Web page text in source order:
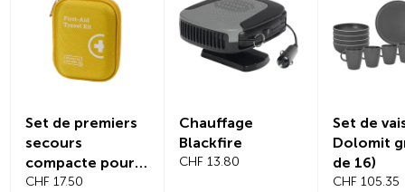
Set de premiers
secours
compacte pour
voyage
CHF 17.50
Chauffage
Blackfire
CHF 13.80
Set de
Dolomit
de 16)
CHF 105.35